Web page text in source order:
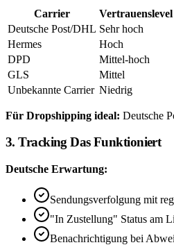
Carrier Vertrauenslevel
Deutsche Post/DHL Sehr hoch
Hermes
Hoch
DPD
Mittel-hoch
GLS
Mittel
Unbekannte Carrier Niedrig
Für Dropshipping ideal: Deutsche
3. Tracking Das Funktioniert
Deutsche Erwartung:
Sendungsverfolgung mit
"In Zustellung" Status am
Benachrichtigung bei